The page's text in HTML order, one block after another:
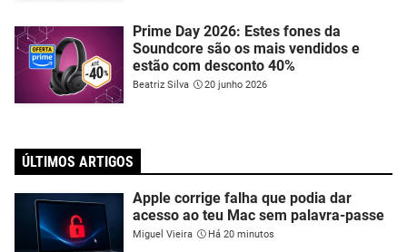
Prime Day 2026: Estes fones da
Soundcore são os mais vendidos e
estão com desconto 40%
Beatriz Silva 20 junho 2026
ÚLTIMOS ARTIGOS
Apple corrige falha que podia dar
acesso ao teu Mac sem palavra-passe
Miguel Vieira Há 20 minutos